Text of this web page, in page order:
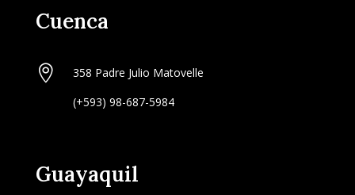
Cuenca

358 Padre Julio Matovelle
(+593) 98-687-5984
Guayaquil